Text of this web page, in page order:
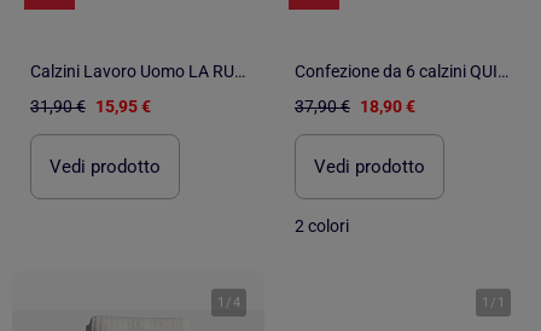
Calzini Lavoro Uomo LA RURALE Resistenza Qualità Pro - Confezione da 6
31,90 € 15,95 €
Vedi prodotto
Confezione da 6 calzini QUIKSILVER SNEAKER
37,90 € 18,90 €
Vedi prodotto
2 colori
1 /4 1 / 1